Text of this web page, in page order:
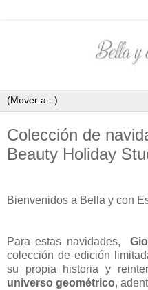
Colección de
Beauty Holiday
Bienvenidos a Bella y con
Para estas navidades,
colección de edición
su propia historia y
universo geométrico,